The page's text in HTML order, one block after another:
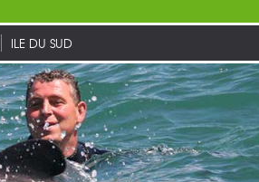
ILE DU SUD